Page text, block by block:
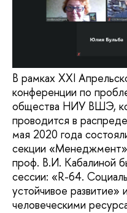
В рамках XXI
конференции по
общества НИУ ВШЭ,
проводится в
мая 2020 года
секции
проф. В.И. Кабалиной
сессии: «R-64.
устойчивое развитие»
человеческими